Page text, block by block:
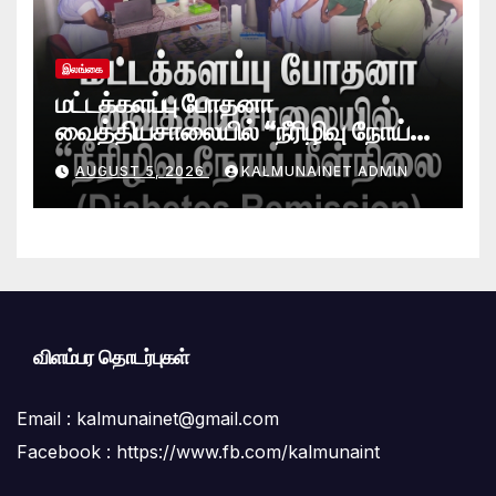
இலங்கை
மட்டக்களப்பு போதனா
வைத்தியசாலையில் “நீரிழிவு நோய்
மீள்நிலை (Diabetes Remission)
கிளினிக்” வெற்றிகரமாக ஆரம்பம்
AUGUST 5, 2026 KALMUNAINET ADMIN
விளம்பர தொடர்புகள்
Email : kalmunainet@gmail.com
Facebook : https://www.fb.com/kalmunaint